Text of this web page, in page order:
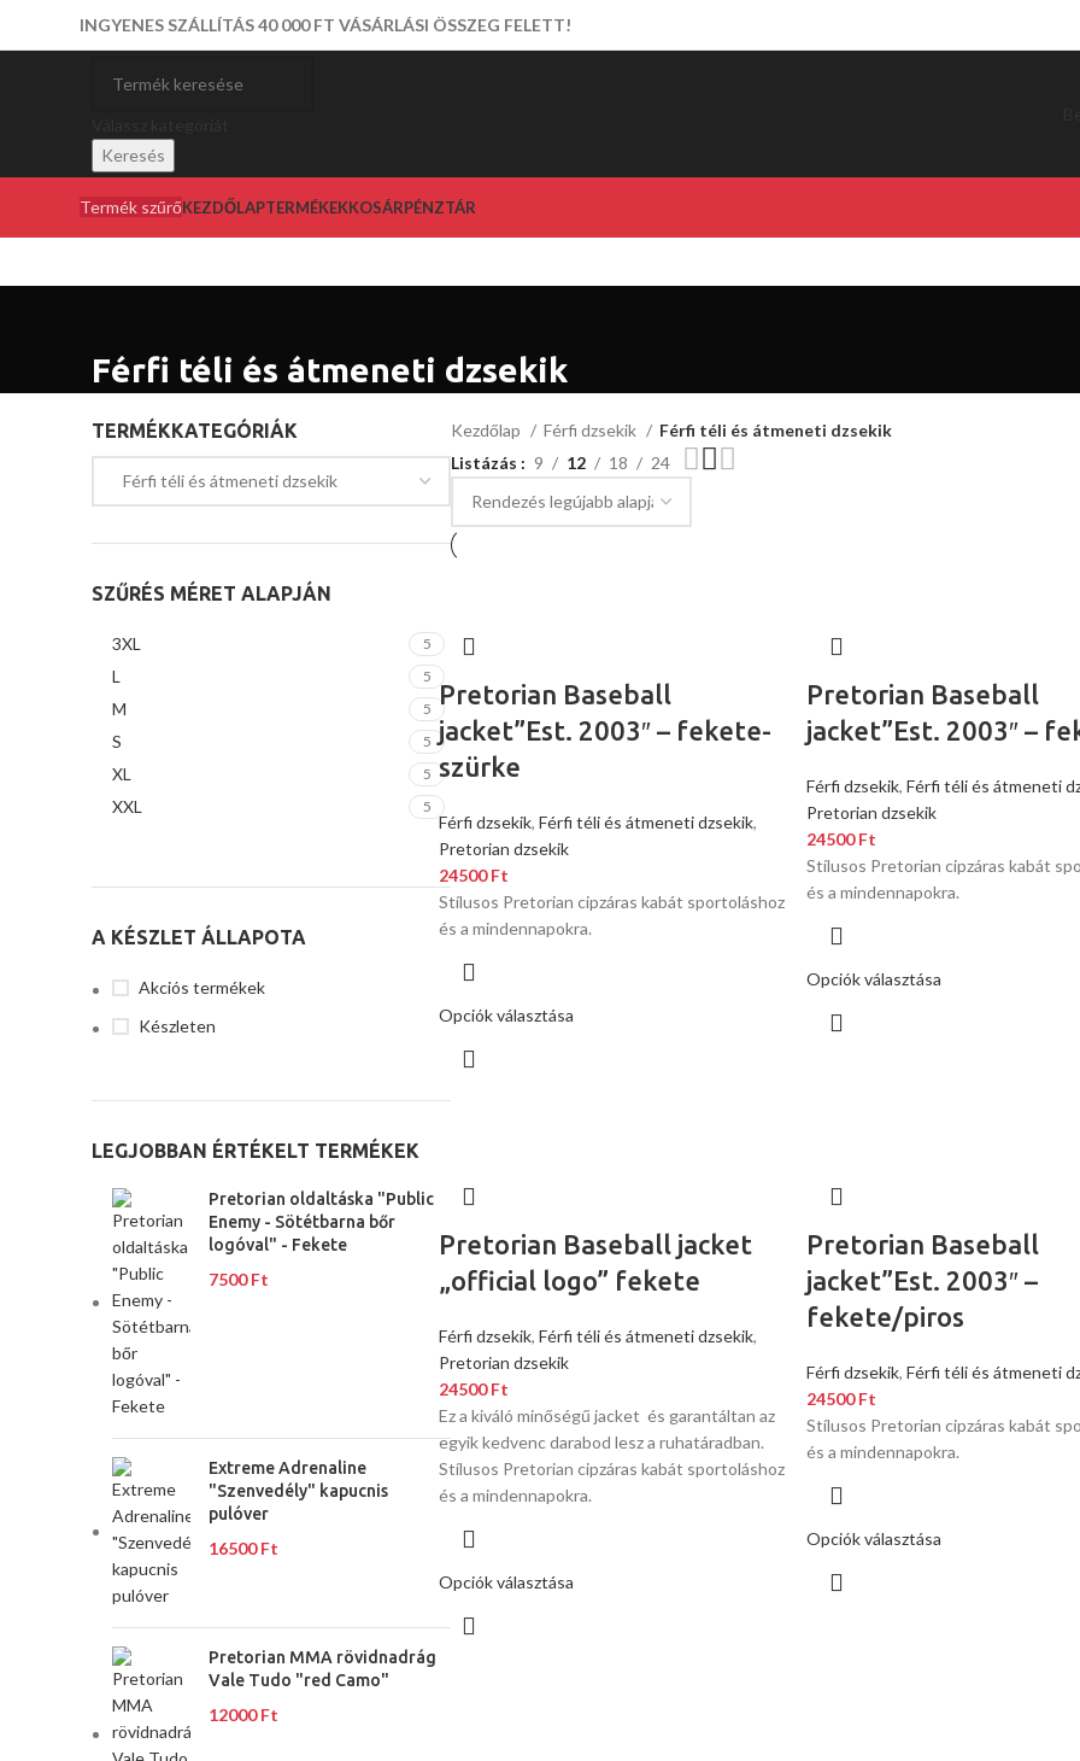
INGYENES SZÁLLÍTÁS 40 000 FT VÁSÁRLÁSI ÖSSZEG FELETT!
Keresés
Termék szűrőKEZDŐLAPTERMÉKEKKOSÁRPÉNZTÁR
Férfi téli és átmeneti dzsekik
TERMÉKKATEGÓRIÁK
SZŰRÉS MÉRET ALAPJÁN
3XL 5
L 5
M 5
S 5
XL 5
XXL 5
A KÉSZLET ÁLLAPOTA
Akciós termékek
Készleten
LEGJOBBAN ÉRTÉKELT TERMÉKEK
Pretorian oldaltáska "Public
Enemy - Sötétbarna bőr
logóval" - Fekete
7500Ft
Extreme Adrenaline
"Szenvedély" kapucnis
pulóver
16500Ft
Pretorian MMA rövidnadrág
Vale Tudo "red Camo"
12000Ft
Kezdőlap Férfi dzsekik
Férfi téli és átmeneti dzsekik
Listázás
9 12 18 24
Pretorian Baseball
jacket”Est. 2003″ – fekete-
szürke
Férfi dzsekik, Férfi téli és átmeneti dzsekik,
Pretorian dzsekik
24500Ft
Stílusos Pretorian cipzáras kabát sportoláshoz
és a mindennapokra.
Opciók választása
Pretorian Baseball
jacket”Est. 2003″ –
Férfi dzsekik, Férfi téli és átmeneti
Pretorian dzsekik
24500Ft
Stílusos Pretorian cipzáras kabát
és a mindennapokra.
Opciók választása
Pretorian Baseball jacket
„official logo” fekete
Férfi dzsekik, Férfi téli és átmeneti dzsekik,
Pretorian dzsekik
24500Ft
Ez a kiváló minőségű jacket és garantáltan az
egyik kedvenc darabod lesz a ruhatáradban.
Stílusos Pretorian cipzáras kabát sportoláshoz
és a mindennapokra.
Opciók választása
Pretorian Baseball
jacket”Est. 2003″ –
fekete/piros
Férfi dzsekik, Férfi téli és átmeneti
24500Ft
Stílusos Pretorian cipzáras kabát
és a mindennapokra.
Opciók választása